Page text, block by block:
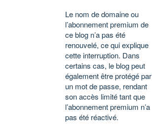
Le nom de domaine ou
l’abonnement premium de
ce blog n’a pas été
renouvelé, ce qui explique
cette interruption. Dans
certains cas, le blog peut
également être protégé par
un mot de passe, rendant
son accès limité tant que
l’abonnement premium n’a
pas été réactivé.